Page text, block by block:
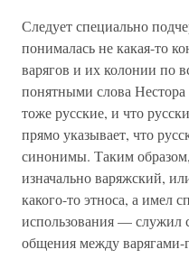
Следует специально
понималась не какая-то
варягов и их колонии по
понятными слова
тоже русские, и что
прямо указывает, что
синонимы. Таким
изначально варяжский,
какого-то этноса, а имел
использования — служил
общения между варягами-